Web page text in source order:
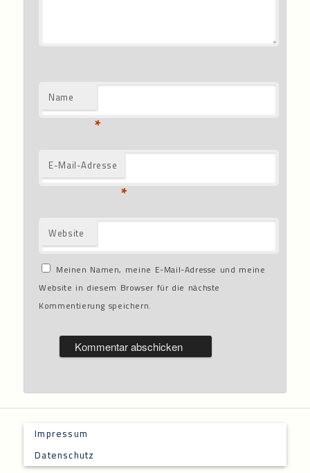
Name
*
E-Mail-Adresse
*
Website
Meinen Namen, meine E-Mail-Adresse und meine
Website in diesem Browser für die nächste
Kommentierung speichern.
Impressum
Datenschutz